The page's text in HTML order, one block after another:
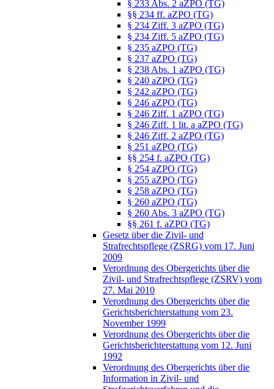
§ 233 Abs. 2 aZPO (TG)
§§ 234 ff. aZPO (TG)
§ 234 Ziff. 3 aZPO (TG)
§ 234 Ziff. 5 aZPO (TG)
§ 235 aZPO (TG)
§ 237 aZPO (TG)
§ 238 Abs. 1 aZPO (TG)
§ 240 aZPO (TG)
§ 242 aZPO (TG)
§ 246 aZPO (TG)
§ 246 Ziff. 1 aZPO (TG)
§ 246 Ziff. 1 lit. a aZPO (TG)
§ 246 Ziff. 2 aZPO (TG)
§ 251 aZPO (TG)
§§ 254 f. aZPO (TG)
§ 254 aZPO (TG)
§ 255 aZPO (TG)
§ 258 aZPO (TG)
§ 260 aZPO (TG)
§ 260 Abs. 3 aZPO (TG)
§§ 261 f. aZPO (TG)
Gesetz über die Zivil- und
Strafrechtspflege (ZSRG) vom 17. Juni
2009
Verordnung des Obergerichts über die
Zivil- und Strafrechtspflege (ZSRV) vom
27. Mai 2010
Verordnung des Obergerichts über die
Gerichtsberichterstattung vom 23.
November 1999
Verordnung des Obergerichts über die
Gerichtsberichterstattung vom 12. Juni
1992
Verordnung des Obergerichts über die
Information in Zivil- und